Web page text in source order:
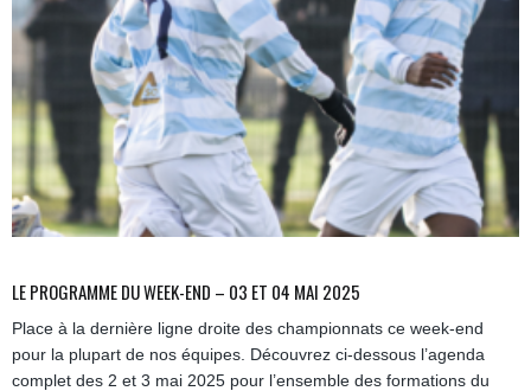
LE PROGRAMME DU WEEK-END – 03 ET 04 MAI 2025
Place à la dernière ligne droite des championnats ce week-end
pour la plupart de nos équipes. Découvrez ci-dessous l’agenda
complet des 2 et 3 mai 2025 pour l’ensemble des formations du